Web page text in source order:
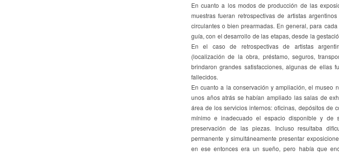
En cuanto a los modos de producción de las
muestras fueran retrospectivas de artistas
circulantes o bien prearmadas. En general, para
guía, con el desarrollo de las etapas, desde la
En el caso de retrospectivas de artistas
(localización de la obra, préstamo, seguros,
brindaron grandes satisfacciones, algunas de ellas
fallecidos.
En cuanto a la conservación y ampliación, el museo
unos años atrás se habían ampliado las salas de
área de los servicios internos: oficinas, depósitos de
mínimo e inadecuado el espacio disponible y de
preservación de las piezas. Incluso resultaba
permanente y simultáneamente presentar
en ese entonces era un sueño, pero había que